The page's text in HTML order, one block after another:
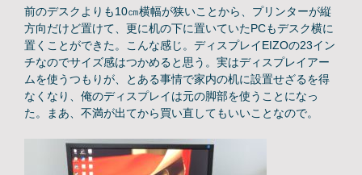
前のデスクよりも10㎝横幅が狭いことから、プリンターが縦
方向だけど置けて、更に机の下に置いていたPCもデスク横に
置くことができた。こんな感じ。ディスプレイEIZOの23イン
チなのでサイズ感はつかめると思う。実はディスプレイアー
ムを使うつもりが、とある事情で家内の机に設置せざるを得
なくなり、俺のディスプレイは元の脚部を使うことになっ
た。まあ、不満が出てから買い直してもいいことなので。